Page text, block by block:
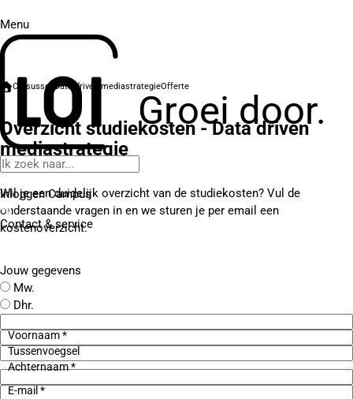
Menu
Groei door.
Inloggen Campus
Contact& service
Cursussen Data driven mediastrategieOfferte
Overzicht studiekosten - Data driven
mediastrategie
Wil je een duidelijk overzicht van de studiekosten? Vul de
onderstaande vragen in en we sturen je per email een
kostenoverzicht.
Jouw gegevens
Mw.
Dhr.
Voornaam *
Tussenvoegsel
Achternaam *
E-mail *